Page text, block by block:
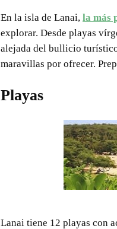
En la isla de Lanai, la más
explorar. Desde playas
alejada del bullicio
maravillas por ofrecer.
Playas
Lanai tiene 12 playas con